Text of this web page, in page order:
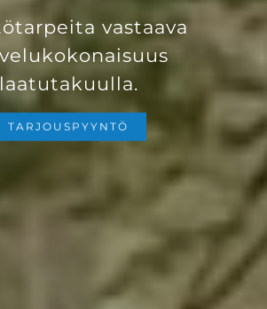
vastaava
laatutakuulla.
TARJOUSPYYNTÖ